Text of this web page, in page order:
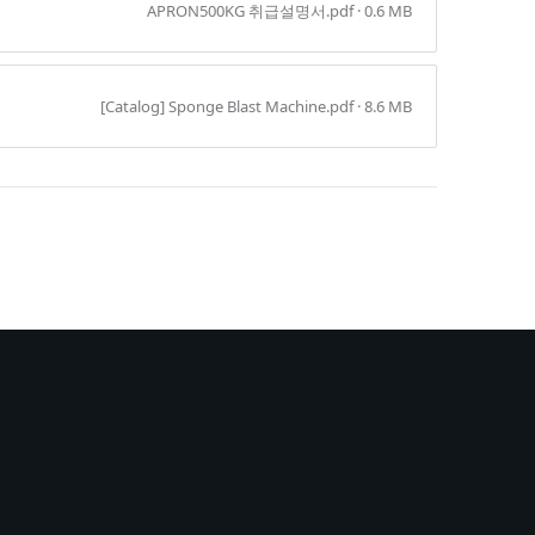
APRON500KG 취급설명서.pdf · 0.6 MB
[Catalog] Sponge Blast Machine.pdf · 8.6 MB